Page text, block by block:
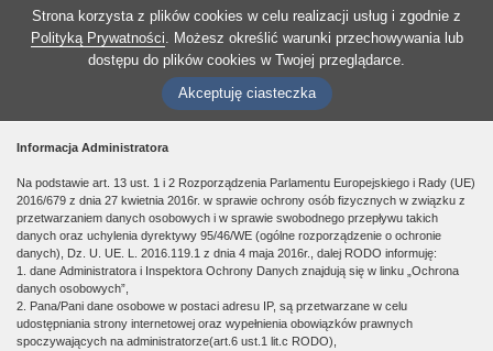
Strona korzysta z plików cookies w celu realizacji usług i zgodnie z
Polityką Prywatności. Możesz określić warunki przechowywania lub
dostępu do plików cookies w Twojej przeglądarce.
Akceptuję ciasteczka
Informacja Administratora
Na podstawie art. 13 ust. 1 i 2 Rozporządzenia Parlamentu Europejskiego i Rady (UE)
2016/679 z dnia 27 kwietnia 2016r. w sprawie ochrony osób fizycznych w związku z
przetwarzaniem danych osobowych i w sprawie swobodnego przepływu takich
danych oraz uchylenia dyrektywy 95/46/WE (ogólne rozporządzenie o ochronie
danych), Dz. U. UE. L. 2016.119.1 z dnia 4 maja 2016r., dalej RODO informuję:
1. dane Administratora i Inspektora Ochrony Danych znajdują się w linku „Ochrona
danych osobowych”,
2. Pana/Pani dane osobowe w postaci adresu IP, są przetwarzane w celu
udostępniania strony internetowej oraz wypełnienia obowiązków prawnych
spoczywających na administratorze(art.6 ust.1 lit.c RODO),